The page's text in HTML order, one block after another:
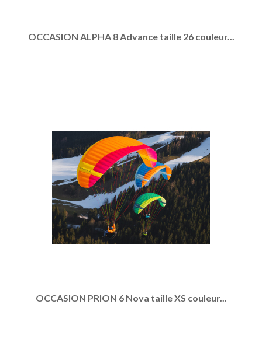
OCCASION ALPHA 8 Advance taille 26 couleur...
OCCASION PRION 6 Nova taille XS couleur...